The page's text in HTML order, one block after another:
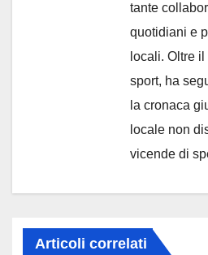
tante
quotidiani e
locali. Oltre
sport, ha
la cronaca
locale non
vicende di
Articoli correlati